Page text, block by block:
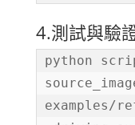
4.測試與驗
python
examples/